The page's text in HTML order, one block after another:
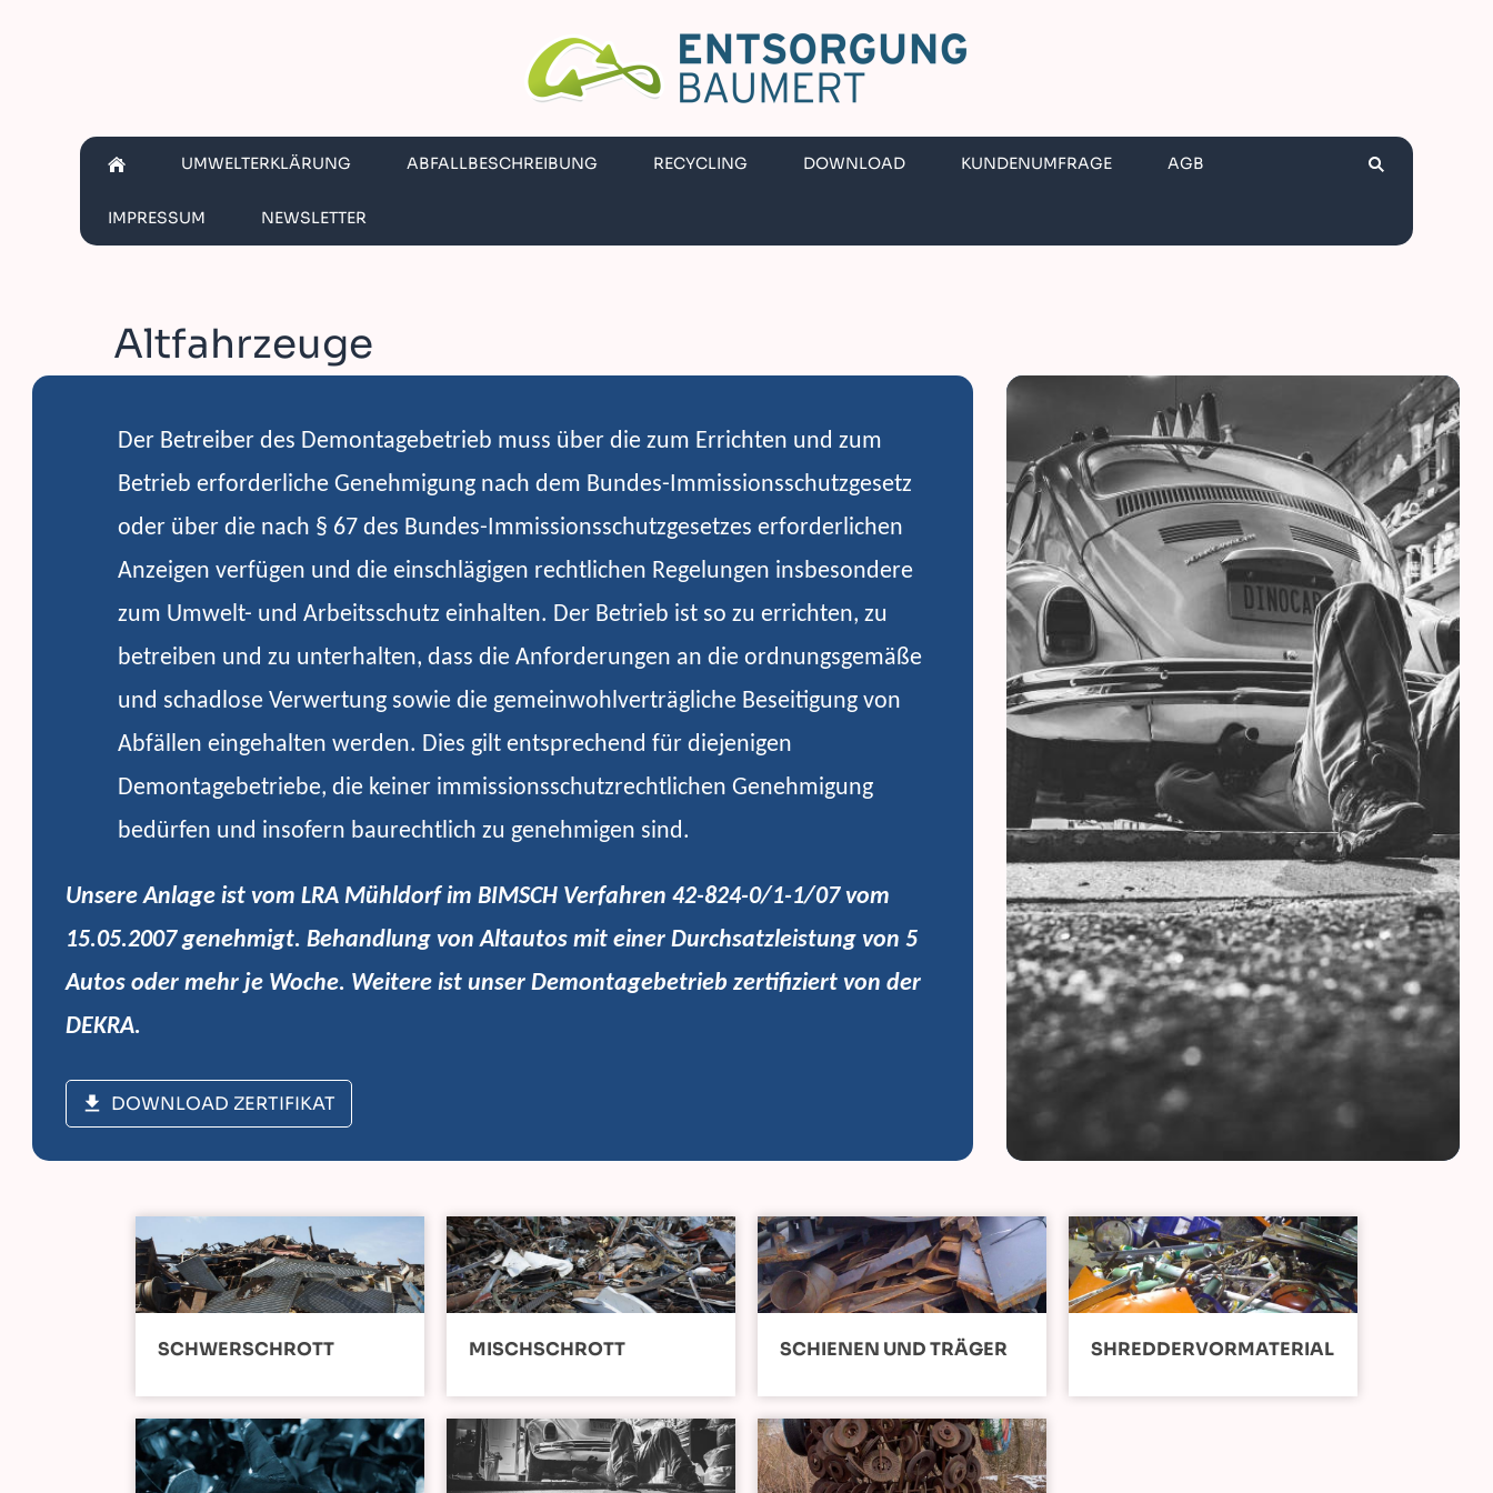
UMWELTERKLÄRUNG ABFALLBESCHREIBUNG RECYCLING DOWNLOAD KUNDENUMFRAGE AGB
IMPRESSUM NEWSLETTER
Altfahrzeuge
Der Betreiber des Demontagebetrieb muss über die zum Errichten und zum
Betrieb erforderliche Genehmigung nach dem Bundes-Immissionsschutzgesetz
oder über die nach § 67 des Bundes-Immissionsschutzgesetzes erforderlichen
Anzeigen verfügen und die einschlägigen rechtlichen Regelungen insbesondere
zum Umwelt- und Arbeitsschutz einhalten. Der Betrieb ist so zu errichten, zu
betreiben und zu unterhalten, dass die Anforderungen an die ordnungsgemäße
und schadlose Verwertung sowie die gemeinwohlverträgliche Beseitigung von
Abfällen eingehalten werden. Dies gilt entsprechend für diejenigen
Demontagebetriebe, die keiner immissionsschutzrechtlichen Genehmigung
bedürfen und insofern baurechtlich zu genehmigen sind.
Unsere Anlage ist vom LRA Mühldorf im BIMSCH Verfahren 42-824-0/1-1/07 vom
15.05.2007 genehmigt. Behandlung von Altautos mit einer Durchsatzleistung von 5
Autos oder mehr je Woche. Weitere ist unser Demontagebetrieb zertifiziert von der
DEKRA.
DOWNLOAD ZERTIFIKAT
SCHWERSCHROTT MISCHSCHROTT SCHIENEN UND TRÄGER SHREDDERVORMATERIAL